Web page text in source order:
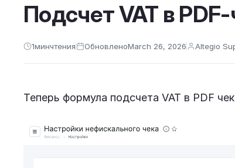
Подсчет VAT в
1минчтения ОбновленоMarch 26, 2026 Altegio
Теперь формула подсчета VAT в PDF